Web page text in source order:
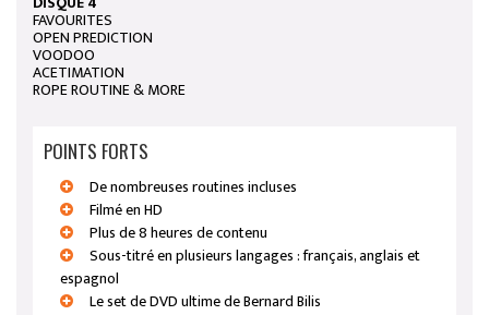
FAVOURITES
OPEN PREDICTION
VOODOO
ACETIMATION
ROPE ROUTINE & MORE
POINTS FORTS
De nombreuses routines incluses
Filmé en HD
Plus de 8 heures de contenu
Sous-titré en plusieurs langages : français, anglais et
espagnol
Le set de DVD ultime de Bernard Bilis